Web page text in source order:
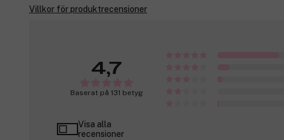
Villkor för produktrecensioner
4,7
Baserat på 131 betyg
Visa alla
recensioner